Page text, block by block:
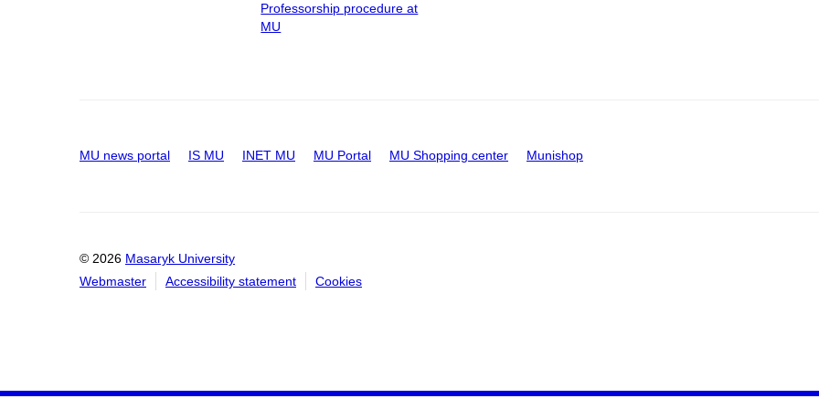
Professorship procedure at
MU
MU news portal IS MU INET MU MU Portal MU Shopping center Munishop
© 2026 Masaryk University
Webmaster
Accessibility statement Cookies